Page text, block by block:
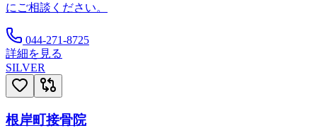
にご相談ください。
044-271-8725
詳細を見る
SILVER
根岸町接骨院